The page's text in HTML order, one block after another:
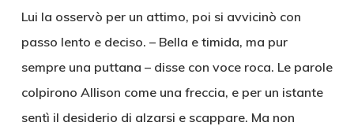
Lui la osservò per un attimo, poi si avvicinò con
passo lento e deciso. – Bella e timida, ma pur
sempre una puttana – disse con voce roca. Le parole
colpirono Allison come una freccia, e per un istante
sentì il desiderio di alzarsi e scappare. Ma non